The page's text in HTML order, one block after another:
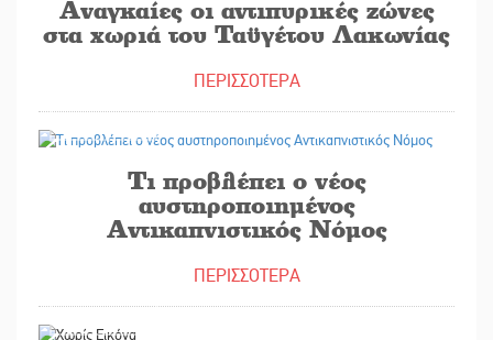
Αναγκαίες οι αντιπυρικές ζώνες
στα χωριά του Ταϋγέτου Λακωνίας
ΠΕΡΙΣΣΟΤΕΡΑ
Τι προβλέπει ο νέος
αυστηροποιημένος
Αντικαπνιστικός Νόμος
ΠΕΡΙΣΣΟΤΕΡΑ